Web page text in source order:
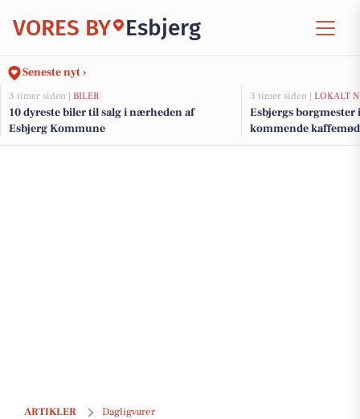
VORES BY Esbjerg
Seneste nyt ›
3 timer siden | BILER
10 dyreste biler til salg i nærheden af
Esbjerg Kommune
3 timer siden | LOKALT
Esbjergs
kommende
ARTIKLER Dagligvarer
Matilde kakao til 8 kr. og Lambi toiletpapir til 16 kr. - Se de gode